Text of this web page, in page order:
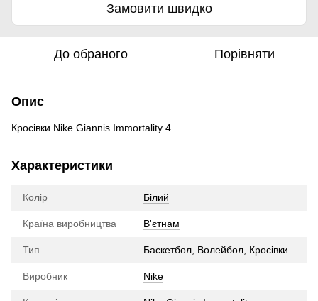
Замовити швидко
До обраного Порівняти
Опис
Кросівки Nike Giannis Immortality 4
Характеристики
Колір Білий
Країна виробництва В'єтнам
Тип Баскетбол, Волейбол, Кросівки
Виробник Nike